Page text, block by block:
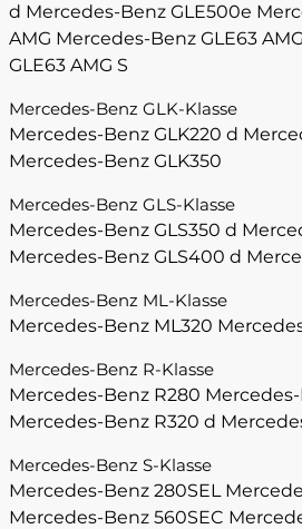
d Mercedes-Benz GLE500e
AMG Mercedes-Benz GLE63 AMG
GLE63 AMG S
Mercedes-Benz GLK-Klasse
Mercedes-Benz GLK220 d
Mercedes-Benz GLK350
Mercedes-Benz GLS-Klasse
Mercedes-Benz GLS350 d
Mercedes-Benz GLS400 d
Mercedes-Benz ML-Klasse
Mercedes-Benz ML320
Mercedes-Benz R-Klasse
Mercedes-Benz R280
Mercedes-Benz R320 d
Mercedes-Benz S-Klasse
Mercedes-Benz 280SEL
Mercedes-Benz 560SEC